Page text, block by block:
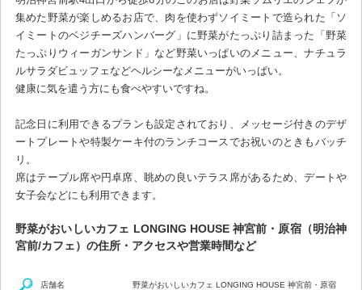
集めた野菜が楽しめるお店で、肉を使わずソイミートで造られた「ソ
イミートのベジチーズハンバーグ」に野菜がたっぷり詰まった「野菜
たっぷりウィーガンサンド」など野菜いっぱいのメニュー、ナチュラ
ルサラダビュッフェなどヘルシーなメニューがいっぱい。
健康に気を遣う方にも食べやすいですね。
記念日に利用できるプランも設定されており、メッセージ付きのデザ
ートプレートや特製ケーキ付のランチコースでお祝いのときもバッチ
リ。
席はテーブル席や円卓席、眺めの良いテラス席があるため、デートや
女子会などにも利用できます。
野菜がおいしいカフェ LONGING HOUSE 神宮前・原宿（明治神
宮前/カフェ）の住所・アクセスや営業時間など
店舗名 野菜がおいしいカフェ LONGING HOUSE 神宮前・原宿